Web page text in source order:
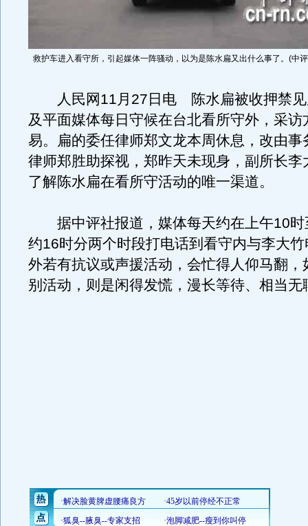
救护车进入看守所，引起媒体一阵骚动，以为是陈水扁又出什么事了。(中
人民网11月27日电 陈水扁被收押禁见
及平面媒体每日守候在台北看所守外，采访
易。扁的委任律师郑文龙本周休息，改由事
律师郑胜助探视，郑昨天未现身，副所长李
了解陈水扁在看所守活动的唯一渠道。
据中评社报道，媒体每天约在上午10时
约16时分两个时段打电话到看守内与李大
外若有抗议或声援活动，会忙得人仰马翻，
别活动，则是闲得发慌，漫长等待、相当无